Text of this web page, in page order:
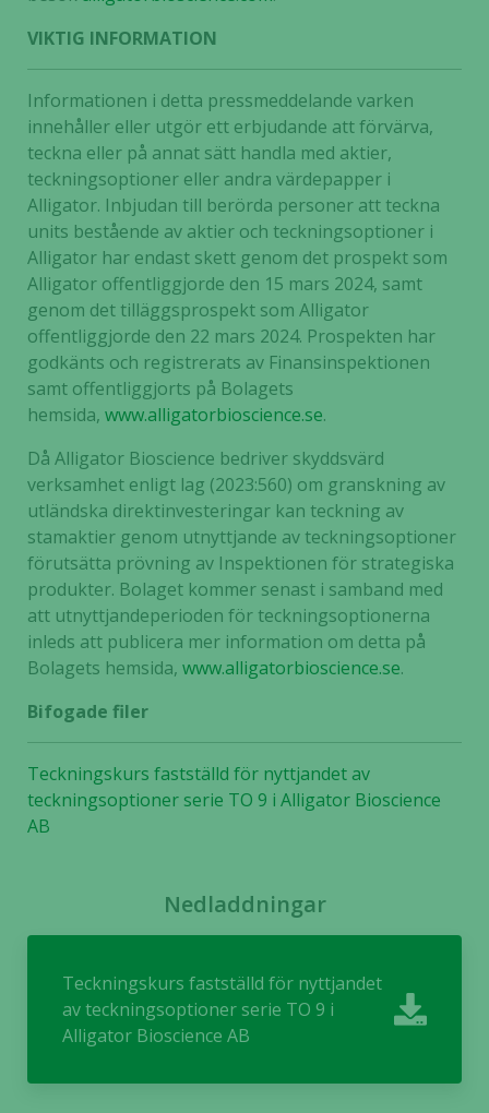
VIKTIG INFORMATION
Informationen i detta pressmeddelande varken
innehåller eller utgör ett erbjudande att förvärva,
teckna eller på annat sätt handla med aktier,
teckningsoptioner eller andra värdepapper i
Alligator. Inbjudan till berörda personer att teckna
units bestående av aktier och teckningsoptioner i
Alligator har endast skett genom det prospekt som
Alligator offentliggjorde den 15 mars 2024, samt
genom det tilläggsprospekt som Alligator
offentliggjorde den 22 mars 2024. Prospekten har
godkänts och registrerats av Finansinspektionen
samt offentliggjorts på Bolagets
hemsida, www.alligatorbioscience.se.
Då Alligator Bioscience bedriver skyddsvärd
verksamhet enligt lag (2023:560) om granskning av
utländska direktinvesteringar kan teckning av
stamaktier genom utnyttjande av teckningsoptioner
förutsätta prövning av Inspektionen för strategiska
produkter. Bolaget kommer senast i samband med
att utnyttjandeperioden för teckningsoptionerna
inleds att publicera mer information om detta på
Bolagets hemsida, www.alligatorbioscience.se.
Bifogade filer
Teckningskurs fastställd för nyttjandet av
teckningsoptioner serie TO 9 i Alligator Bioscience
AB
Nedladdningar
Teckningskurs fastställd för nyttjandet
av teckningsoptioner serie TO 9 i
Alligator Bioscience AB
Marknadsföring
Genom att dela
med dig av dina
intressen och ditt
beteende när du
surfar ökar du
chansen att få se
personligt
anpassat innehåll
och erbjudanden.